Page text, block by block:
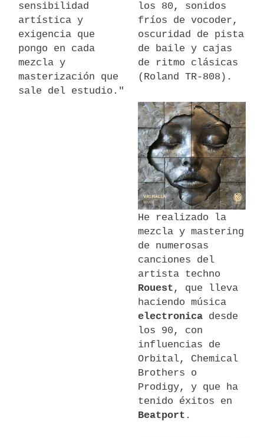
sensibilidad
artística y
exigencia que
pongo en cada
mezcla y
masterización que
sale del estudio."
los 80, sonidos
fríos de vocoder,
oscuridad de pista
de baile y cajas
de ritmo clásicas
(Roland TR-808).
He realizado la
mezcla y mastering
de numerosas
canciones del
artista techno
Rouest , que lleva
haciendo música
electronica desde
los 90, con
influencias de
Orbital, Chemical
Brothers o
Prodigy, y que ha
tenido éxitos en
Beatport .